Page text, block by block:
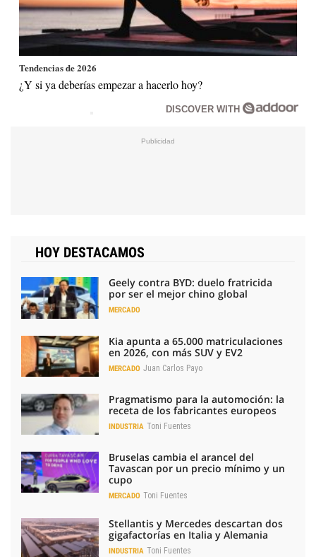
Tendencias de 2026
¿Y si ya deberías empezar a hacerlo hoy?
DISCOVER WITH
HOY DESTACAMOS
Geely contra BYD: duelo fratricida
por ser el mejor chino global
MERCADO
Kia apunta a 65.000 matriculaciones
en 2026, con más SUV y EV2
MERCADO Juan Carlos Payo
Pragmatismo para la automoción: la
receta de los fabricantes europeos
INDUSTRIA Toni Fuentes
Bruselas cambia el arancel del
Tavascan por un precio mínimo y un
cupo
MERCADO Toni Fuentes
Stellantis y Mercedes descartan dos
gigafactorías en Italia y Alemania
INDUSTRIA Toni Fuentes